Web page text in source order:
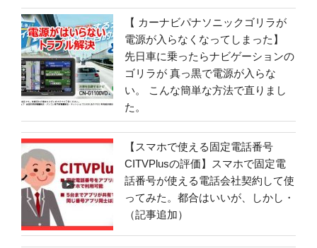
【 カーナビパナソニックゴリラが
電源が入らなくなってしまった】
先日車に乗ったらナビゲーションの
ゴリラが 真っ黒で電源が入らな
い。 こんな簡単な方法で直りまし
た。
【スマホで使える固定電話番号
CITVPlusの評価】スマホで固定電
話番号が使える電話会社契約して使
ってみた。都合はいいが、しかし・
（記事追加）